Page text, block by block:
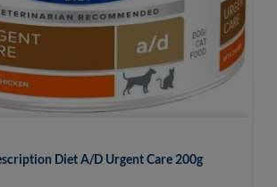
Diet A/d Urgent Care 200g